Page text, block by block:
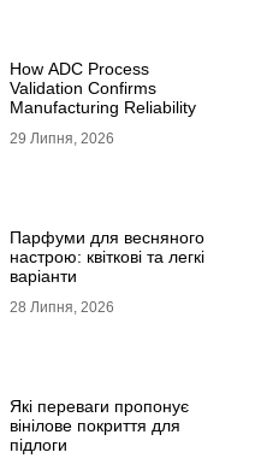
How ADC Process
Validation Confirms
Manufacturing Reliability
29 Липня, 2026
Парфуми для весняного
настрою: квіткові та легкі
варіанти
28 Липня, 2026
Які переваги пропонує
вінілове покриття для
підлоги